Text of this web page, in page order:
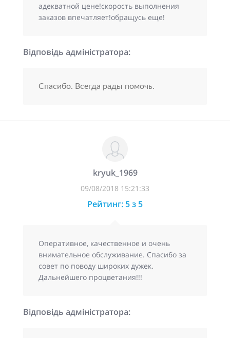
адекватной цене!скорость выполнения
заказов впечатляет!обращусь еще!
Відповідь адміністратора:
Спасибо. Всегда рады помочь.
kryuk_1969
09/08/2018 15:21:33
Рейтинг: 5 з 5
Оперативное, качественное и очень
внимательное обслуживание. Спасибо за
совет по поводу широких дужек.
Дальнейшего процветания!!!
Відповідь адміністратора: